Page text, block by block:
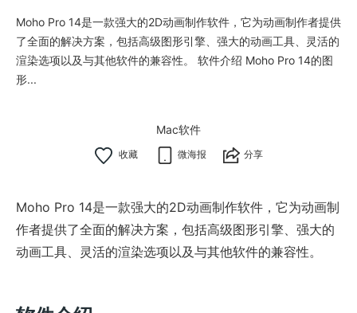
Moho Pro 14是一款强大的2D动画制作软件，它为动画制作者提供
了全面的解决方案，包括高级图形引擎、强大的动画工具、灵活的
渲染选项以及与其他软件的兼容性。 软件介绍 Moho Pro 14的图
形...
Mac软件
微海报 分享
Moho Pro 14是一款强大的2D动画制作软件，它为动画制
作者提供了全面的解决方案，包括高级图形引擎、强大的
动画工具、灵活的渲染选项以及与其他软件的兼容性。